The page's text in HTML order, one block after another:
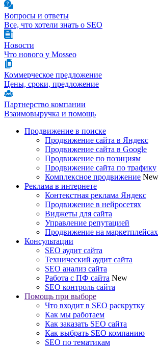
Вопросы и ответы
Все, что хотели знать о SEO
Новости
Что нового у Mosseo
Коммерческое предложение
Цены, сроки, предложение
Партнерство компании
Взаимовыручка и помощь
Продвижение в поиске
Продвижение сайта в Яндекс
Продвижение сайта в Google
Продвижение по позициям
Продвижение сайта по трафику
Комплексное продвижение New
Реклама в интернете
Контекстная реклама Яндекс
Продвижение в нейросетях
Виджеты для сайта
Управление репутацией
Продвижение на маркетплейсах
Консультации
SEO аудит сайта
Технический аудит сайта
SEO анализ сайта
Работа с ПФ сайта New
SEO контроль сайта
Помощь при выборе
Что входит в SEO раскрутку
Как мы работаем
Как заказать SEO сайта
Как выбрать SEO компанию
SEO по тематикам